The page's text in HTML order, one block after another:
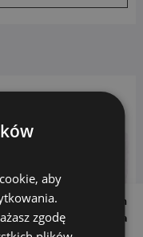
Follow us on
Social Media
aby
zgodę